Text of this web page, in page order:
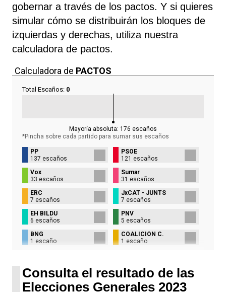
gobernar a través de los pactos. Y si quieres
simular cómo se distribuirán los bloques de
izquierdas y derechas, utiliza nuestra
calculadora de pactos.
Calculadora de PACTOS
Total Escaños: 0
Mayoría absoluta: 176 escaños
*Pincha sobre cada partido para sumar sus escaños
PP
137 escaños
PSOE
121 escaños
Vox
33 escaños
Sumar
31 escaños
ERC
7 escaños
JxCAT - JUNTS
7 escaños
EH BILDU
6 escaños
PNV
5 escaños
BNG
1 escaño
COALICIÓN C.
1 escaño
Consulta el resultado de las
Elecciones Generales 2023